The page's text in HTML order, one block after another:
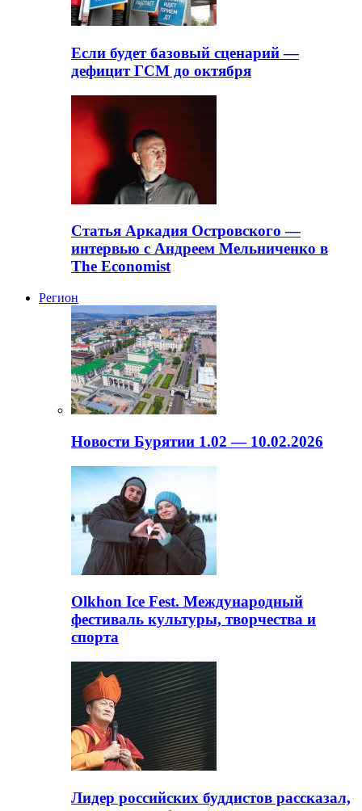
Если будет базовый сценарий —
дефицит ГСМ до октября
Статья Аркадия Островского —
интервью с Андреем Мельниченко в
The Economist
Регион
Новости Бурятии 1.02 — 10.02.2026
Olkhon Ice Fest. Международный
фестиваль культуры, творчества и
спорта
Лидер российских буддистов рассказал,